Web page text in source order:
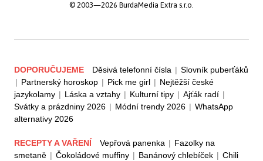
© 2003—2026 BurdaMedia Extra s.r.o.
DOPORUČUJEME Děsivá telefonní čísla | Slovník puberťáků
| Partnerský horoskop | Pick me girl | Nejtěžší české
jazykolamy | Láska a vztahy | Kulturní tipy | Ajťák radí |
Svátky a prázdniny 2026 | Módní trendy 2026 | WhatsApp
alternativy 2026
RECEPTY A VAŘENÍ Vepřová panenka | Fazolky na
smetaně | Čokoládové muffiny | Banánový chlebíček | Chili